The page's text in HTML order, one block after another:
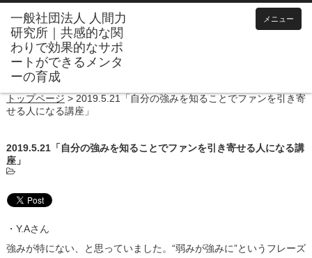
メニュー
トップページ > 2019.5.21「自分の強みを知ることでファンを引き寄
せる人になる講座」
2019.5.21「自分の強みを知ることでファンを引き寄せる人になる講
座」
・Y.Aさん
強みが特にない、と思っていました。“弱みが強みに”というフレーズ